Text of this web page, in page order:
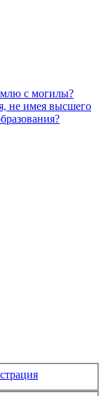
с могилы?
не имея высшего